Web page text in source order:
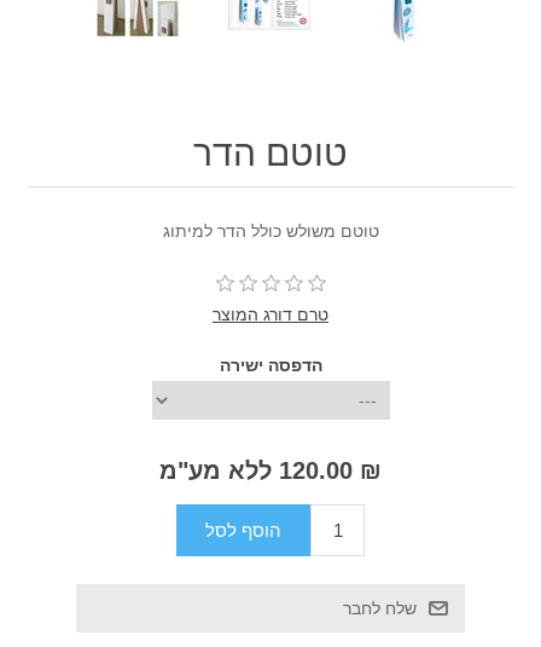
טוטם הדר
טוטם משולש כולל הדר למיתוג
טרם דורג המוצר
הדפסה ישירה
₪ 120.00 ללא מע"מ